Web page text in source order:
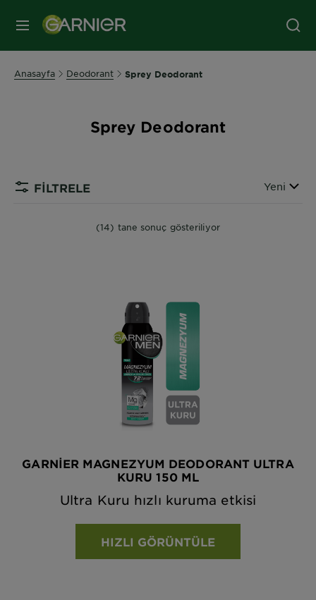
MENÜ
Anasayfa Deodorant Sprey Deodorant
Sprey Deodorant
FİLTRELE Sırala
Yeni
(14) tane sonuç gösteriliyor
GARNIER MAGNEZYUM DEODORANT ULTRA
KURU 150 ML
Ultra Kuru hızlı kuruma etkisi
HIZLI GÖRÜNTÜLE